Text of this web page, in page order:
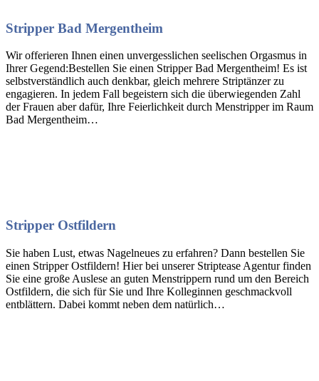
Stripper Bad Mergentheim
Wir offerieren Ihnen einen unvergesslichen seelischen Orgasmus in
Ihrer Gegend:Bestellen Sie einen Stripper Bad Mergentheim! Es ist
selbstverständlich auch denkbar, gleich mehrere Striptänzer zu
engagieren. In jedem Fall begeistern sich die überwiegenden Zahl
der Frauen aber dafür, Ihre Feierlichkeit durch Menstripper im Raum
Bad Mergentheim…
Stripper Ostfildern
Sie haben Lust, etwas Nagelneues zu erfahren? Dann bestellen Sie
einen Stripper Ostfildern! Hier bei unserer Striptease Agentur finden
Sie eine große Auslese an guten Menstrippern rund um den Bereich
Ostfildern, die sich für Sie und Ihre Kolleginnen geschmackvoll
entblättern. Dabei kommt neben dem natürlich…